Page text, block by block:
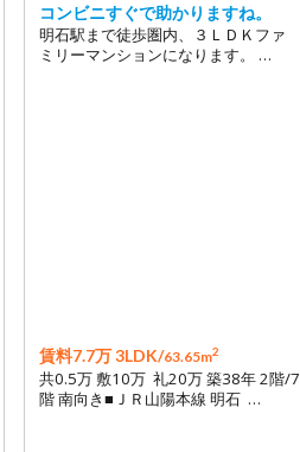
コンビニすぐで助かりますね。
明石駅まで徒歩圏内、３ＬＤＫファ
ミリーマンションになります。 …
賃料7.7万 3LDK/63.65m2
共0.5万 敷10万 礼20万 築38年 2階/7
階 南向き■ＪＲ山陽本線 明石 …